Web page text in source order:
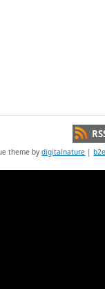
theme bydigitalnature |